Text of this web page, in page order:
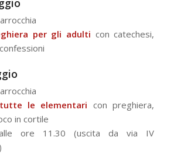
per gli adulti con catechesi,
le elementari con preghiera,
in cortile
alle ore 11.30 (uscita da via IV